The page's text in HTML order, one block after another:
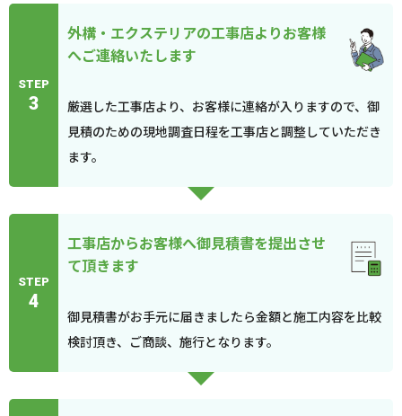
STEP
3
外構・エクステリアの工事店よりお客様
へご連絡いたします
厳選した工事店より、お客様に連絡が入りますので、御
見積のための現地調査日程を工事店と調整していただき
ます。
STEP
4
工事店からお客様へ御見積書を提出させ
て頂きます
御見積書がお手元に届きましたら金額と施工内容を比較
検討頂き、ご商談、施行となります。